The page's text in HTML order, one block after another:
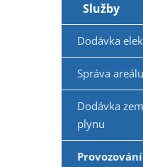
Služby
Dodávka
Správa areálu
Dodávka
plynu
Provozování